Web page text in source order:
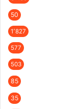
50
1٬827
577
503
85
35